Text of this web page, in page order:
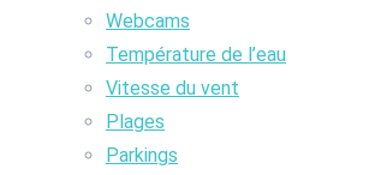
Webcams
Température de l’eau
Vitesse du vent
Plages
Parkings